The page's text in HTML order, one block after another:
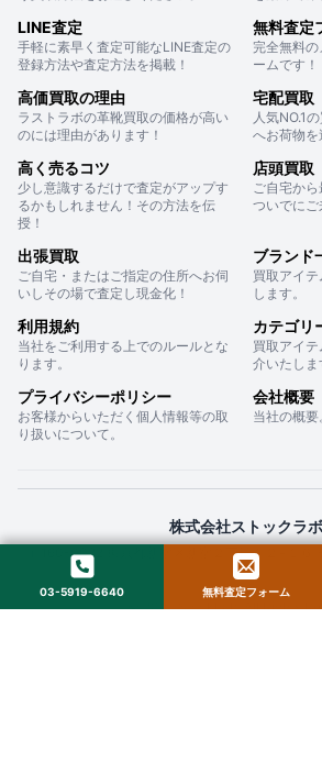
LINE査定
手軽に素早く査定可能なLINE査定の
登録方法や査定方法を掲載！
無料査定
完全無料の
ームです！
高価買取の理由
ラストラボの革靴買取の価格が高い
のには理由があります！
宅配買取
人気NO.1
へお荷物を
高く売るコツ
少し意識するだけで査定がアップす
るかもしれません！その方法を伝
授！
店頭買取
ご自宅か
ついでにご
出張買取
ご自宅・またはご指定の住所へお伺
いしその場で査定し現金化！
ブランド
買取アイ
します。
利用規約
当社をご利用する上でのルールとな
ります。
カテゴリ
買取アイ
介いたしま
プライバシーポリシー
お客様からいただく個人情報等の取
り扱いについて。
会社概要
当社の概要
株式会社ストックラボ
〒160-0022 東京都新宿区新宿２丁目１２−１６
© 2025 StockLab. All Rights
03-5919-6640 無料査定フォーム